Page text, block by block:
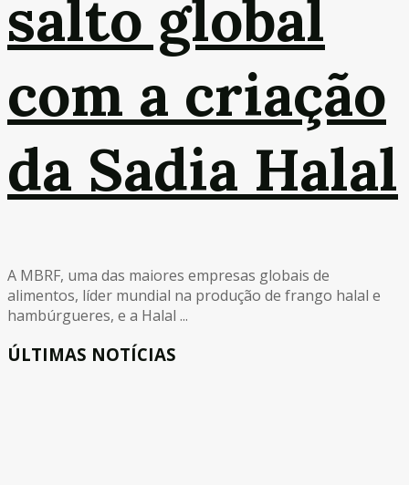
salto global
com a criação
da Sadia Halal
A MBRF, uma das maiores empresas globais de
alimentos, líder mundial na produção de frango halal e
hambúrgueres, e a Halal ...
ÚLTIMAS NOTÍCIAS